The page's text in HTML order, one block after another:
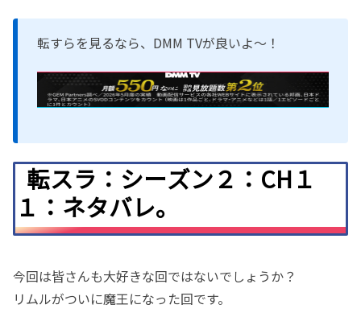
転すらを見るなら、DMM TVが良いよ〜！
転スラ：シーズン２：CH１
１：ネタバレ。
今回は皆さんも大好きな回ではないでしょうか？
リムルがついに魔王になった回です。